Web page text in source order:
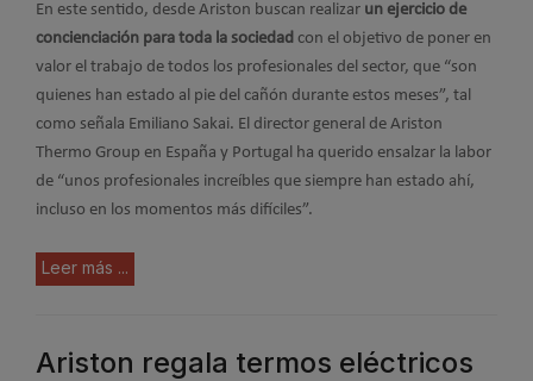
En este sentido, desde Ariston buscan realizar un ejercicio de
concienciación para toda la sociedad con el objetivo de poner en
valor el trabajo de todos los profesionales del sector, que “son
quienes han estado al pie del cañón durante estos meses”, tal
como señala Emiliano Sakai. El director general de Ariston
Thermo Group en España y Portugal ha querido ensalzar la labor
de “unos profesionales increíbles que siempre han estado ahí,
incluso en los momentos más difíciles”.
Leer más ...
Ariston regala termos eléctricos